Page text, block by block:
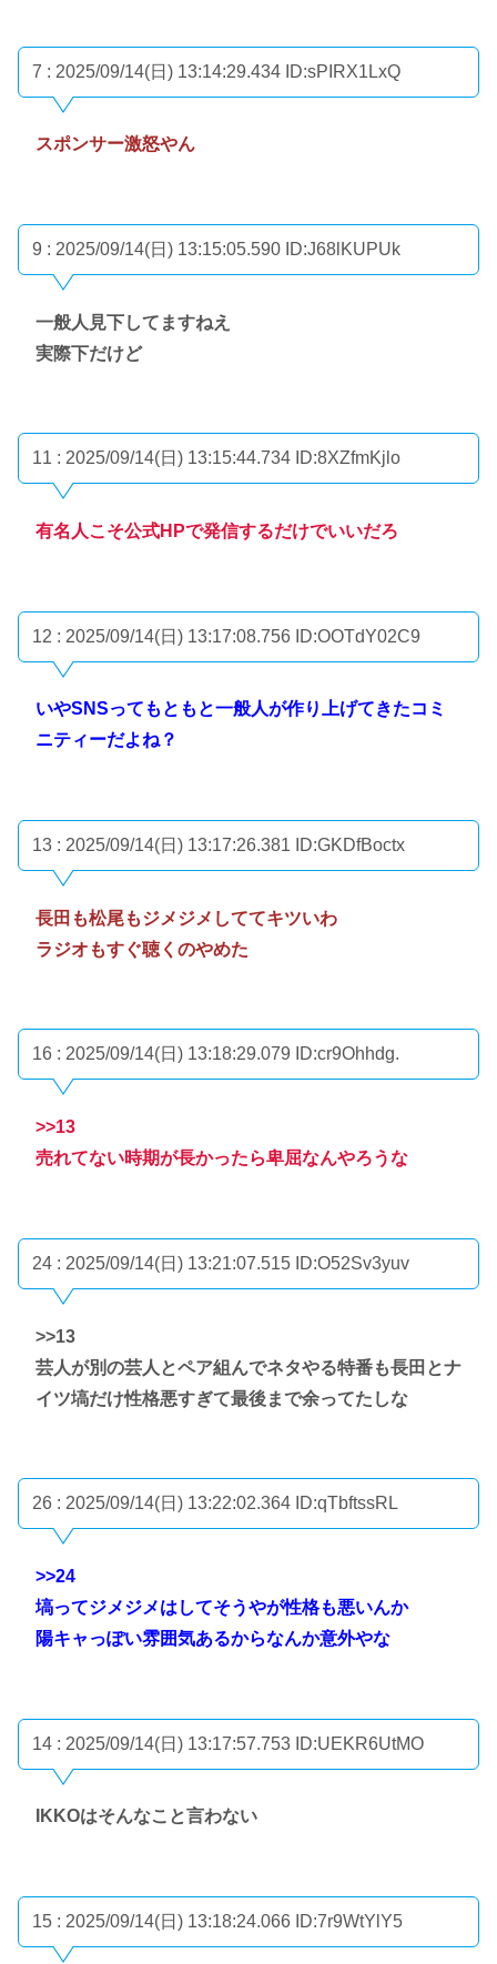
7 : 2025/09/14(日) 13:14:29.434 ID:sPIRX1LxQ
スポンサー激怒やん
9 : 2025/09/14(日) 13:15:05.590 ID:J68lKUPUk
一般人見下してますねえ
実際下だけど
11 : 2025/09/14(日) 13:15:44.734 ID:8XZfmKjlo
有名人こそ公式HPで発信するだけでいいだろ
12 : 2025/09/14(日) 13:17:08.756 ID:OOTdY02C9
いやSNSってもともと一般人が作り上げてきたコミ
ニティーだよね？
13 : 2025/09/14(日) 13:17:26.381 ID:GKDfBoctx
長田も松尾もジメジメしててキツいわ
ラジオもすぐ聴くのやめた
16 : 2025/09/14(日) 13:18:29.079 ID:cr9Ohhdg.
>>13
売れてない時期が長かったら卑屈なんやろうな
24 : 2025/09/14(日) 13:21:07.515 ID:O52Sv3yuv
>>13
芸人が別の芸人とペア組んでネタやる特番も長田とナ
イツ塙だけ性格悪すぎて最後まで余ってたしな
26 : 2025/09/14(日) 13:22:02.364 ID:qTbftssRL
>>24
塙ってジメジメはしてそうやが性格も悪いんか
陽キャっぽい雰囲気あるからなんか意外やな
14 : 2025/09/14(日) 13:17:57.753 ID:UEKR6UtMO
IKKOはそんなこと言わない
15 : 2025/09/14(日) 13:18:24.066 ID:7r9WtYlY5